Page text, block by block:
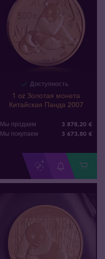
Доступность
1 oz Золотая монета
Китайская Панда 2007
Мы продаем 3 878,20 €
Мы покупаем 3 673,80 €